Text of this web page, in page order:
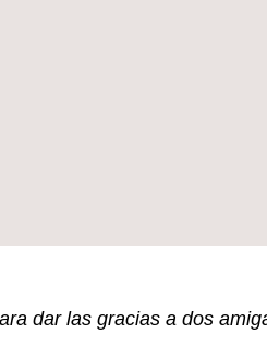
dar las gracias a dos